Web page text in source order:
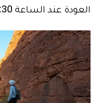
العودة عند الساعة 11:30 صباحاً.